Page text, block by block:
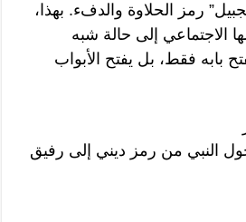
رمز الحلاوة والدفء. بهذا،
الاجتماعي إلى حالة شبه
بابه فقط، بل يفتح الأبواب
النبي من رمز ديني إلى رفيق